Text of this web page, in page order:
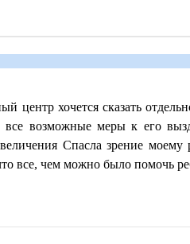
центр хочется сказать
возможные меры к его
Спасла зрение
все, чем можно было помочь